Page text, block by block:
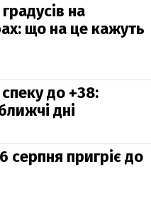
на
що на це кажуть
до +38:
дні
серпня пригріє до